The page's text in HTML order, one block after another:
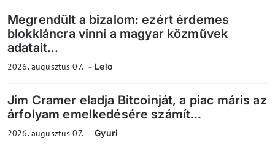
Megrendült a bizalom: ezért érdemes
blokkláncra vinni a magyar közművek
adatait...
2026. augusztus 07. Lelo
Jim Cramer eladja Bitcoinját, a piac máris az
árfolyam emelkedésére számít...
2026. augusztus 07. Gyuri